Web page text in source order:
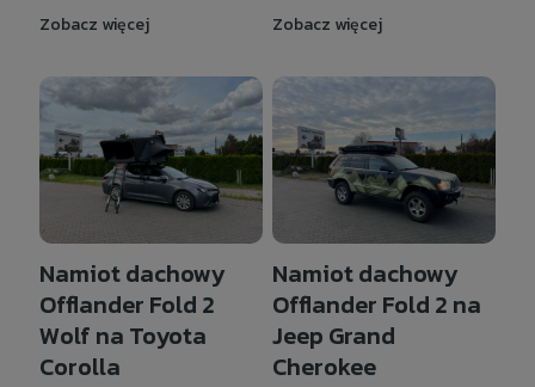
Zobacz więcej Zobacz więcej
Namiot dachowy
Offlander Fold 2
Wolf na Toyota
Corolla
Namiot dachowy
Offlander Fold 2 na
Jeep Grand
Cherokee